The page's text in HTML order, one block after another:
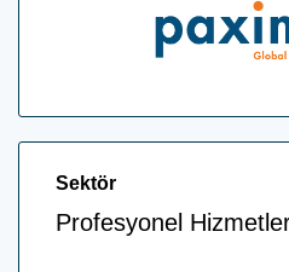
Sektör
Profesyonel